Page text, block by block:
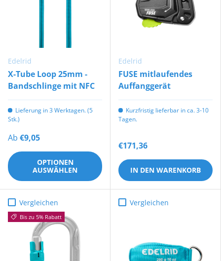
Edelrid
X-Tube Loop 25mm -
Bandschlinge mit NFC
Lieferung in 3 Werktagen. (5
Stk.)
Ab €9,05
OPTIONEN
AUSWÄHLEN
Edelrid
FUSE mitlaufendes
Auffanggerät
Kurzfristig lieferbar in ca. 3-10
Tagen.
€171,36
IN DEN WARENKORB
Vergleichen
Bis zu 5% Rabatt
Vergleichen